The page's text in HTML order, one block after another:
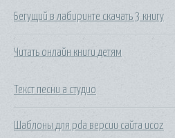
Бегущий в лабиринте скачать 3 книгу
Читать онлайн книги детям
Текст песни а студио
Шаблоны для pda версии сайта ucoz